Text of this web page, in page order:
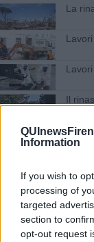
Information
If you wish to
processing of
targeted
section to
opt-out request
La
Il
Nuovi
Piana